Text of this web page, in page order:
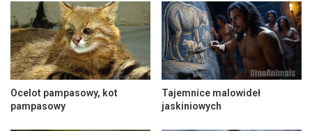
Ocelot pampasowy, kot
pampasowy
Tajemnice malowideł
jaskiniowych